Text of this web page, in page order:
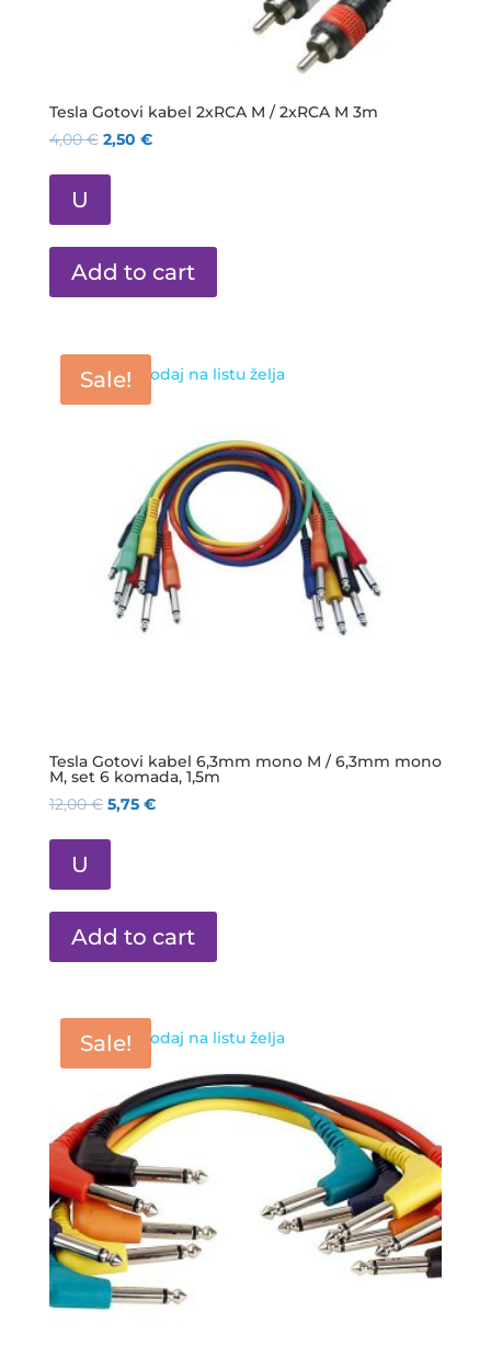
Tesla Gotovi kabel 2xRCA M / 2xRCA M 3m
4,00€ 2,50 €
U
Add to cart
Sale!
Tesla Gotovi kabel 6,3mm mono M / 6,3mm mono
M, set 6 komada, 1,5m
12,00€ 5,75 €
U
Dodaj na listu želja
Add to cart
Sale! Dodaj na listu želja